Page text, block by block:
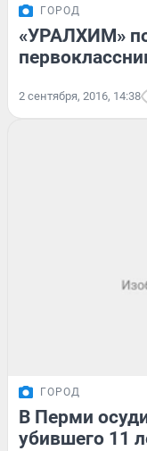
ГОРОД
«УРАЛХИМ»
2 сентября, 2016, 14:38
ГОРОД
В Перми
убившего 11